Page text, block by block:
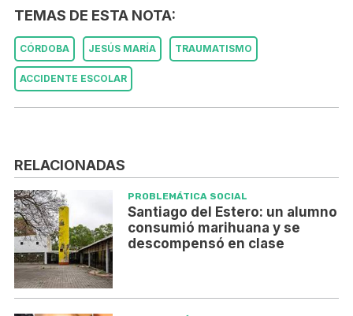
TEMAS DE ESTA NOTA:
CÓRDOBA JESÚS MARÍA TRAUMATISMO
ACCIDENTE ESCOLAR
RELACIONADAS
PROBLEMÁTICA SOCIAL
Santiago del Estero: un alumno
consumió marihuana y se
descompensó en clase